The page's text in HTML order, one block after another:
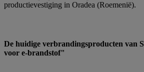
productievestiging in Oradea (Roemenië).
De huidige verbrandingsproducten van
voor e-brandstof"